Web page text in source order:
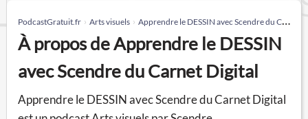
PodcastGratuit.fr Arts visuels Apprendre le DESSIN avec Scendre du Carnet Digital
À propos de Apprendre le DESSIN
avec Scendre du Carnet Digital
Apprendre le DESSIN avec Scendre du Carnet Digital